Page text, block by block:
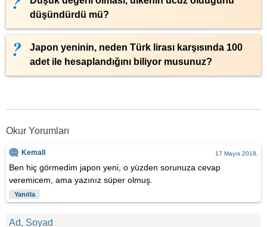
düşündürdü mü?
Japon yeninin, neden Türk lirası karşısında 100
adet ile hesaplandığını biliyor musunuz?
Okur Yorumları
Kemall 17 Mayıs 2018,
Ben hiç görmedim japon yeni, o yüzden sorunuza cevap
veremicem, ama yazınız süper olmuş.
Yanıtla